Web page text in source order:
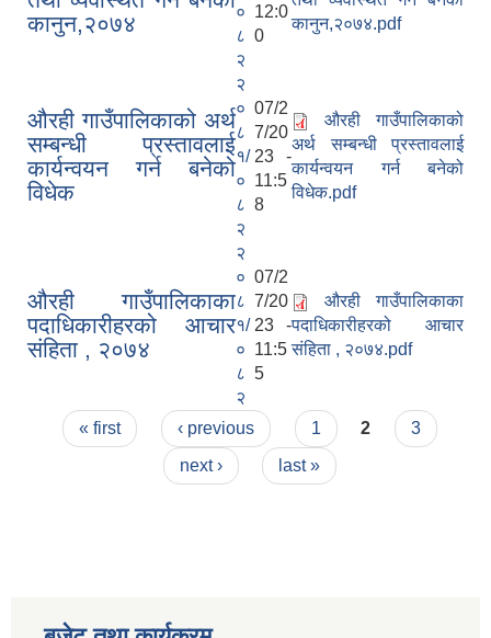
कानुन,२०७४
०
८
२
12:0
0
कानुन,२०७४.pdf
औरही गाउँपालिकाको अर्थ
सम्बन्धी प्रस्तावलाई
कार्यन्वयन गर्न बनेको
विधेक
२
०
८
१/
०
८
२
07/2
7/20
23 -
11:5
8
औरही गाउँपालिकाको
अर्थ सम्बन्धी प्रस्तावलाई
कार्यन्वयन गर्न बनेको
विधेक.pdf
औरही गाउँपालिकाका
पदाधिकारीहरको आचार
संहिता , २०७४
२
०
८
१/
०
८
२
07/2
7/20
23 -
11:5
5
औरही गाउँपालिकाका
पदाधिकारीहरको आचार
संहिता , २०७४.pdf
Pages
« first ‹ previous 1 2
3
next ›
last »